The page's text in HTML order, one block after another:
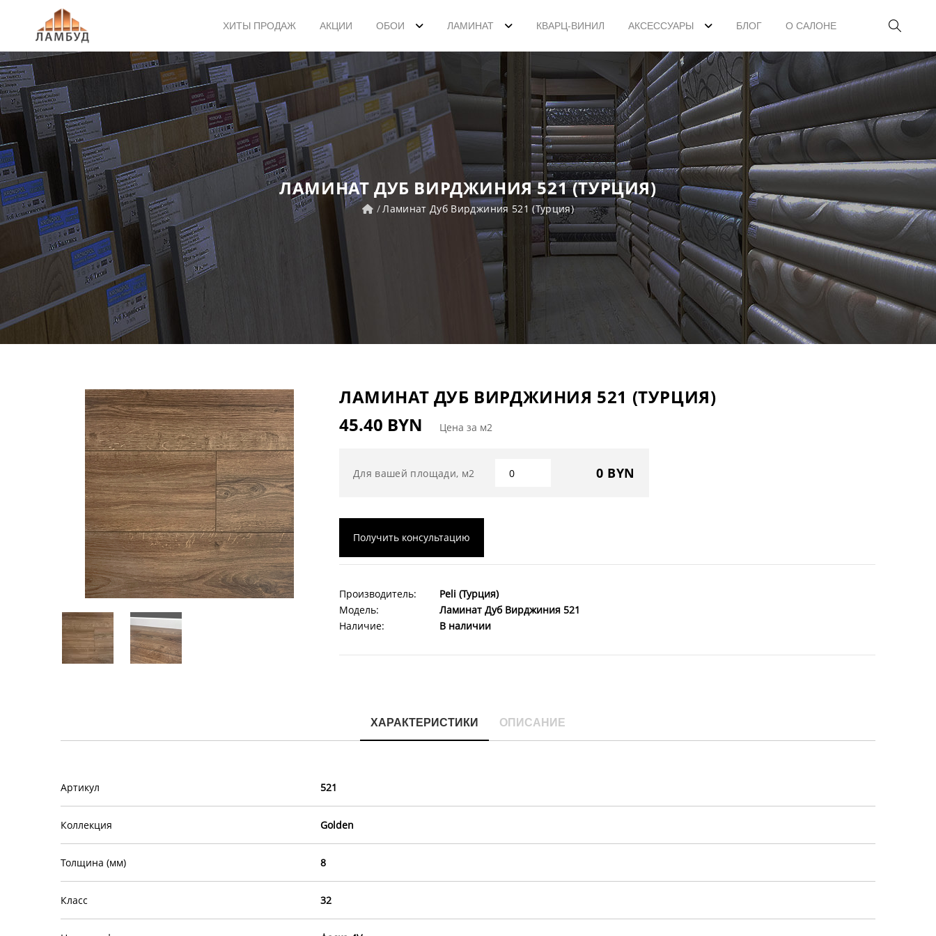
ХИТЫ ПРОДАЖ АКЦИИ ОБОИ ЛАМИНАТ КВАРЦ-ВИНИЛ АКСЕССУАРЫ БЛОГ О САЛОНЕ
ЛАМИНАТ ДУБ ВИРДЖИНИЯ 521 (ТУРЦИЯ)
Ламинат Дуб Вирджиния 521 (Турция)
ЛАМИНАТ ДУБ ВИРДЖИНИЯ 521 (ТУРЦИЯ)
45.40 BYN
Цена за м2
Для вашей площади, м2 0 BYN
Получить консультацию
Производитель:
Peli (Турция)
Модель:
Ламинат Дуб Вирджиния 521
Наличие:
В наличии
ХАРАКТЕРИСТИКИ ОПИСАНИЕ
Артикул 521
Коллекция Golden
Толщина (мм) 8
Класс 32